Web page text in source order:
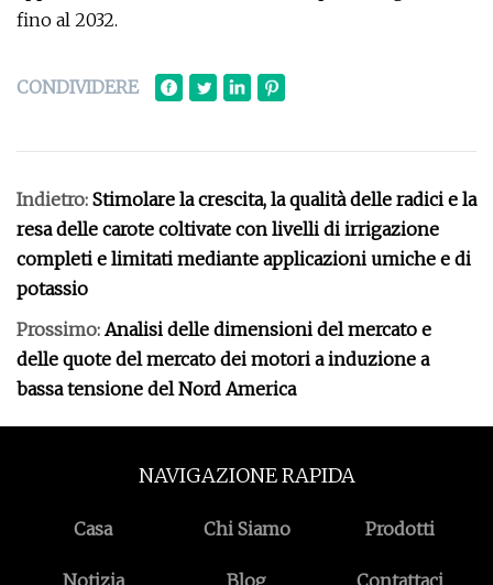
fino al 2032.
CONDIVIDERE
Indietro: Stimolare la crescita, la qualità delle radici e la
resa delle carote coltivate con livelli di irrigazione
completi e limitati mediante applicazioni umiche e di
potassio
Prossimo: Analisi delle dimensioni del mercato e
delle quote del mercato dei motori a induzione a
bassa tensione del Nord America
NAVIGAZIONE RAPIDA
Casa Chi Siamo Prodotti
Notizia Blog Contattaci